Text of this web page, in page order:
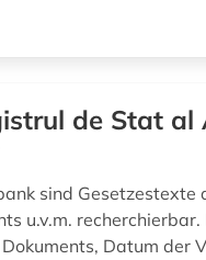
de Stat al
sind
u.v.m.
Datum der